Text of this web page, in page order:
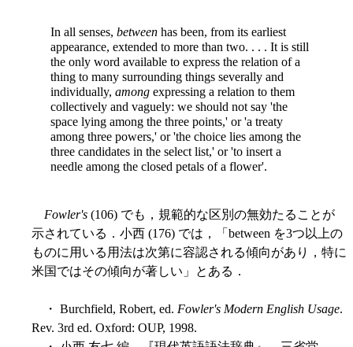
In all senses, between has been, from its earliest
appearance, extended to more than two. . . . It is still
the only word available to express the relation of a
thing to many surrounding things severally and
individually, among expressing a relation to them
collectively and vaguely: we should not say 'the
space lying among the three points,' or 'a treaty
among three powers,' or 'the choice lies among the
three candidates in the select list,' or 'to insert a
needle among the closed petals of a flower'.
Fowler's (106) でも，規範的な区別の無効たることが
示されている．小西 (176) では，「between を3つ以上の
ものに用いる用法は次第に容認される傾向があり，特に
米国ではその傾向が著しい」とある．
・ Burchfield, Robert, ed. Fowler's Modern English Usage.
Rev. 3rd ed. Oxford: OUP, 1998.